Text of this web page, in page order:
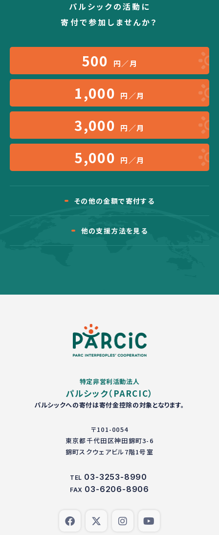
パルシックの活動に
寄付で参加しませんか？
500 円／月
1,000 円／月
3,000 円／月
5,000 円／月
その他の金額で寄付する
他の支援方法を見る
特定非営利活動法人
パルシック（PARCIC）
パルシックへの寄付は寄付金控除の対象となります。
〒101-0054
東京都千代田区神田錦町3-6
錦町スクウェアビル7階1号室
TEL 03-3253-8990
FAX 03-6206-8906